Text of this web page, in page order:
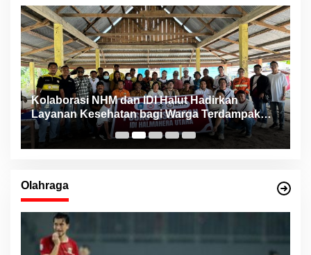
Kolaborasi NHM dan IDI Halut Hadirkan
Layanan Kesehatan bagi Warga Terdampak
Bencana Kao Barat
Olahraga